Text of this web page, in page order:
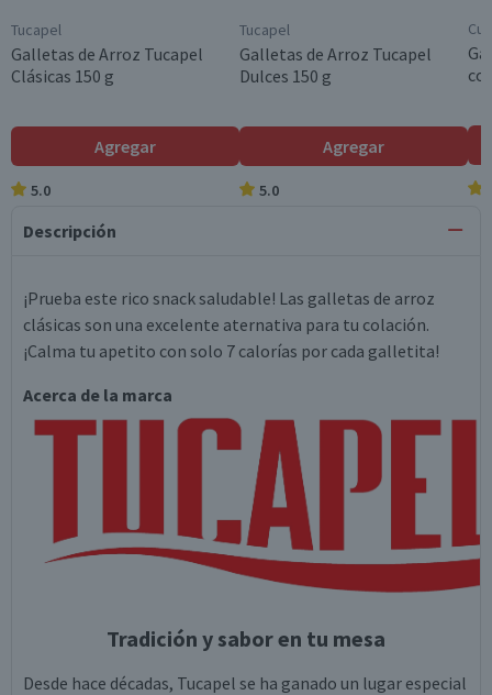
Tucapel
Galletas de Arroz Tucapel
Clásicas 150 g
Agregar
5.0
Tucapel
Galletas de Arroz Tucapel
Dulces 150 g
Agregar
5.0
Descripción
¡Prueba este rico snack saludable! Las galletas de arroz
clásicas son una excelente aternativa para tu colación.
¡Calma tu apetito con solo 7 calorías por cada galletita!
Acerca de la marca
Tradición y sabor en tu mesa
Desde hace décadas, Tucapel se ha ganado un lugar especial